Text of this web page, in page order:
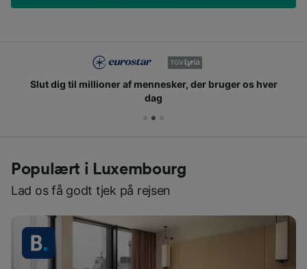
Slut dig til millioner af mennesker, der bruger os hver
dag
Populært i Luxembourg
Lad os få godt tjek på rejsen